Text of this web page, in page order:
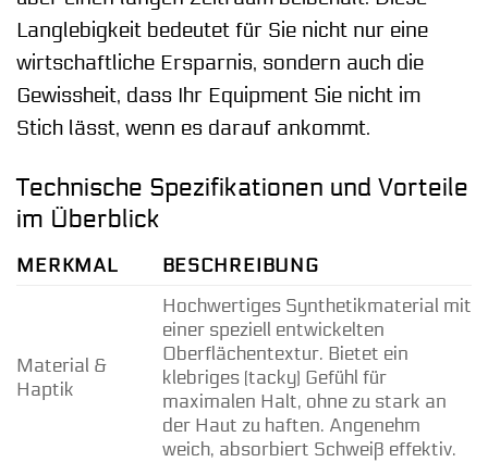
Langlebigkeit bedeutet für Sie nicht nur eine
wirtschaftliche Ersparnis, sondern auch die
Gewissheit, dass Ihr Equipment Sie nicht im
Stich lässt, wenn es darauf ankommt.
Technische Spezifikationen und Vorteile
im Überblick
MERKMAL BESCHREIBUNG
Material &
Haptik
Hochwertiges Synthetikmaterial mit
einer speziell entwickelten
Oberflächentextur. Bietet ein
klebriges (tacky) Gefühl für
maximalen Halt, ohne zu stark an
der Haut zu haften. Angenehm
weich, absorbiert Schweiß effektiv.